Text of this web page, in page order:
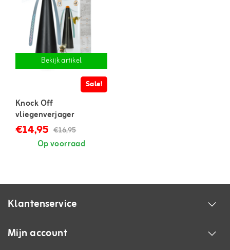
Bekijk artikel
Sale!
Knock Off
vliegenverjager
€14,95 €16,95
Op voorraad
Klantenservice
Mijn account